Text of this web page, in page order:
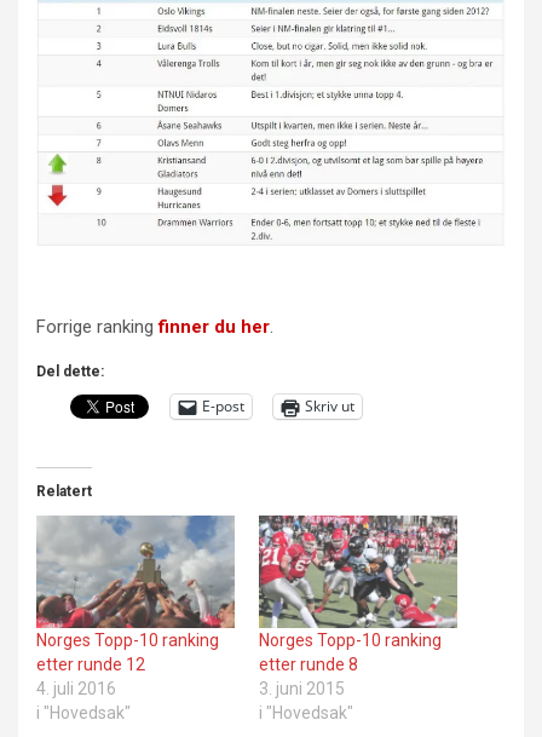
Forrige rankingfinner du her
Del dette:
E-post Skriv ut
Relatert
Norges Topp-10 ranking
etter runde 12
4. juli 2016
i "Hovedsak"
Norges Topp-10 ranking
etter runde 8
3. juni 2015
i "Hovedsak"